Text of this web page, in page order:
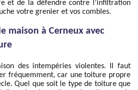
et de la défendre contre l’infiltration
votre grenier et vos combles.
maison à Cerneux avec
des intempéries violentes. Il faut
fréquemment, car une toiture propre
Quel que soit le type de toiture que